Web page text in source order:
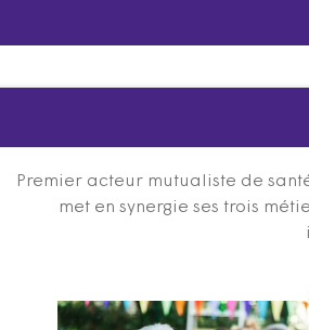
Premier acteur mutualiste de
met en synergie ses trois